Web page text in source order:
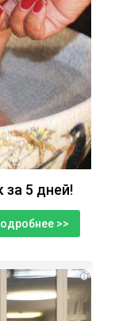
за 5 дней!
>>
i